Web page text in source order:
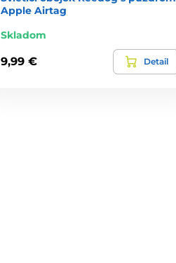
Apple Airtag
Skladom
9,99 € Detail